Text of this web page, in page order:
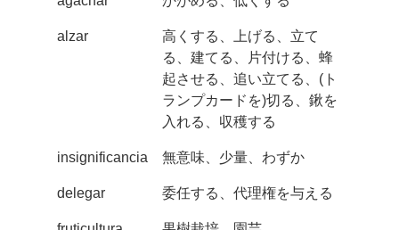
alzar
高くする、上げる、立て
る、建てる、片付ける、蜂
起させる、追い立てる、(ト
ランプカードを)切る、鍬を
入れる、収穫する
insignificancia 無意味、少量、わずか
delegar 委任する、代理権を与える